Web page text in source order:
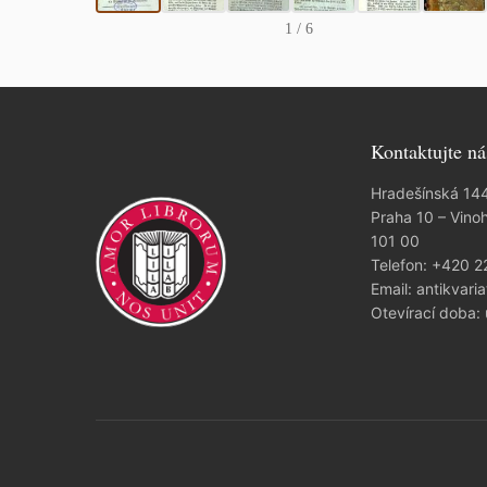
1 / 6
Kontaktujte
Hradešínská
Praha 10 –
101 00
Telefon: +420
Email:
Otevírací